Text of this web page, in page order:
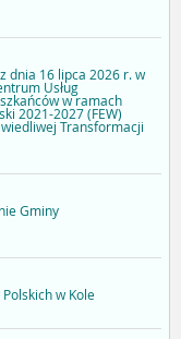
dnia 16 lipca 2026 r. w
Usług
w ramach
2021-2027 (FEW)
Transformacji
Gminy
w Kole